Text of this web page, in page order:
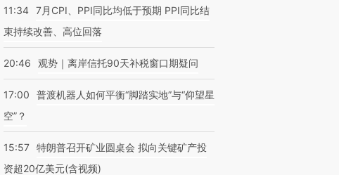
11:34 7月CPI、PPI同比均低于预期 PPI同比结
束持续改善、高位回落
20:46 观势｜离岸信托90天补税窗口期疑问
17:00
普渡机器人如何平衡“脚踏实地”与“仰望星
空”？
15:57 特朗普召开矿业圆桌会 拟向关键矿产投
资超20亿美元(含视频)